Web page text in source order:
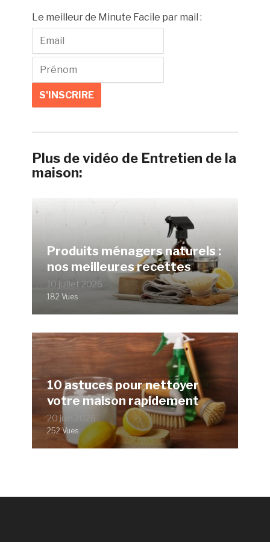
Le meilleur de Minute Facile par mail :
Plus de vidéo de Entretien de la
maison:
Produits ménagers naturels :
nos meilleures recettes
10 juillet 2026
182 Vues
10 astuces pour nettoyer
votre maison rapidement
20 juin 2026
252 Vues